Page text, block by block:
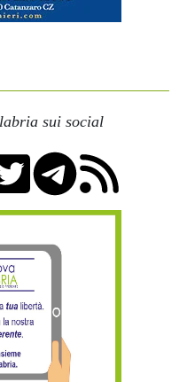
sui social